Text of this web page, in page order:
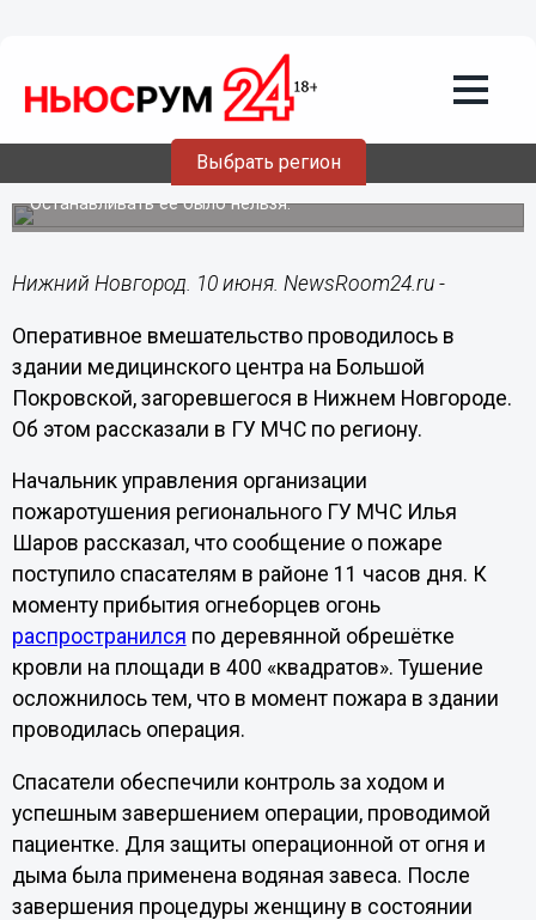
Выбрать регион
10.06.202515:15
Операция шла во время пожара в
медцентре на Большой Покровской
Останавливать её было нельзя.
Нижний Новгород. 10 июня. NewsRoom24.ru -
Оперативное вмешательство проводилось в
здании медицинского центра на Большой
Покровской, загоревшегося в Нижнем Новгороде.
Об этом рассказали в ГУ МЧС по региону.
Начальник управления организации
пожаротушения регионального ГУ МЧС Илья
Шаров рассказал, что сообщение о пожаре
поступило спасателям в районе 11 часов дня. К
моменту прибытия огнеборцев огонь
распространился по деревянной обрешётке
кровли на площади в 400 «квадратов». Тушение
осложнилось тем, что в момент пожара в здании
проводилась операция.
Спасатели обеспечили контроль за ходом и
успешным завершением операции, проводимой
пациентке. Для защиты операционной от огня и
дыма была применена водяная завеса. После
завершения процедуры женщину в состоянии